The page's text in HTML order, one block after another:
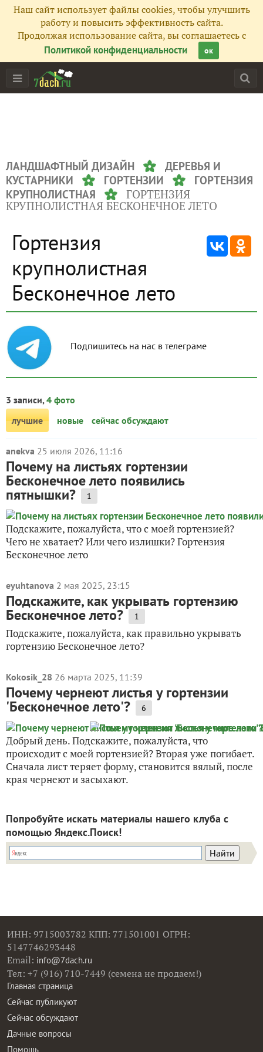
Наш сайт использует файлы cookies, чтобы улучшить
работу и повысить эффективность сайта.
Продолжая использование сайта, вы соглашаетесь с
Политикой конфиденциальности
ок
ЛАНДШАФТНЫЙ ДИЗАЙН
ДЕРЕВЬЯ И
КУСТАРНИКИ
ГОРТЕНЗИИ
ГОРТЕНЗИЯ
КРУПНОЛИСТНАЯ
ГОРТЕНЗИЯ
КРУПНОЛИСТНАЯ БЕСКОНЕЧНОЕ ЛЕТО
Гортензия
крупнолистная
Бесконечное лето
Подпишитесь на нас в телеграме
3 записи,4 фото
лучшие
новые сейчас обсуждают
anekva 25 июля 2026, 11:16
Почему на листьях гортензии
Бесконечное лето появились
пятнышки? 1
Подскажите, пожалуйста, что с моей гортензией?
Чего не хватает? Или чего излишки? Гортензия
Бесконечное лето
eyuhtanova 2 мая 2025, 23:15
Подскажите, как укрывать гортензию
Бесконечное лето? 1
Подскажите, пожалуйста, как правильно укрывать
гортензию Бесконечное лето?
Kokosik_28 26 марта 2025, 11:39
Почему чернеют листья у гортензии
'Бесконечное лето'? 6
Добрый день. Подскажите, пожалуйста, что
происходит с моей гортензией? Вторая уже погибает.
Сначала лист теряет форму, становится вялый, после
края чернеют и засыхают.
Попробуйте искать материалы нашего клуба с
помощью Яндекс.Поиск!
ИНН: 9715003782 КПП: 771501001 ОГРН:
5147746293448
Email: info@7dach.ru
Тел: +7 (916) 710-7449 (семена не продаем!)
Главная страница
Сейчас публикуют
Сейчас обсуждают
Дачные вопросы
Помощь